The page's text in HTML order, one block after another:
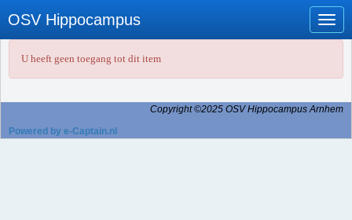
OSV Hippocampus
U heeft geen toegang tot dit item
Copyright ©2025 OSV Hippocampus Arnhem
Powered by e-Captain.nl